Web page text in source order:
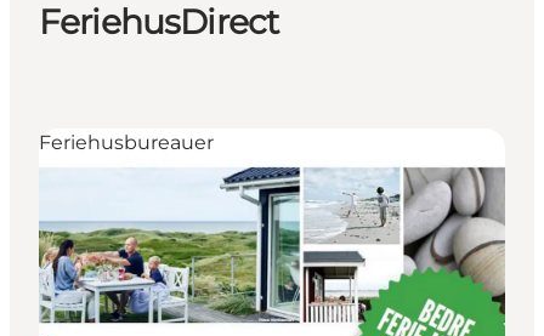
OVERNAT
NYHEDSBREV
FeriehusDirect
Feriehusbureauer